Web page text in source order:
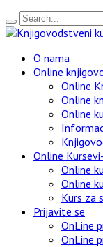
O nama
Online
Online
Online
Online
Online
Online
Online
Kurs za
Prijavite se
OnLine
OnLine